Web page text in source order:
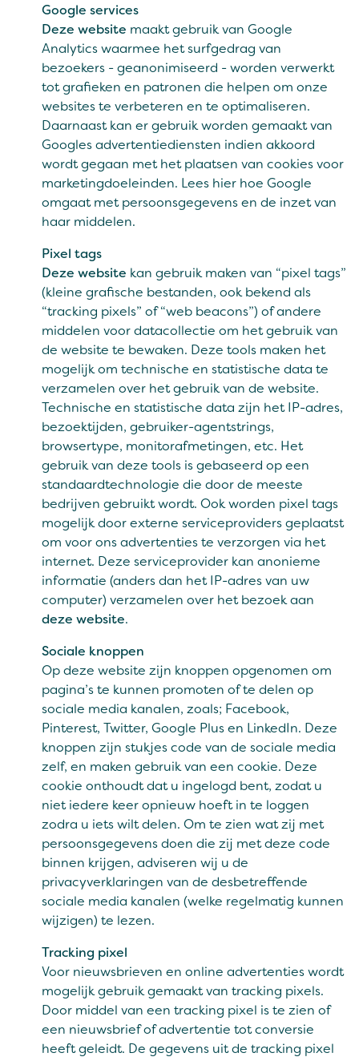
Google services
Deze website maakt gebruik van Google
Analytics waarmee het surfgedrag van
bezoekers - geanonimiseerd - worden verwerkt
tot grafieken en patronen die helpen om onze
websites te verbeteren en te optimaliseren.
Daarnaast kan er gebruik worden gemaakt van
Googles advertentiediensten indien akkoord
wordt gegaan met het plaatsen van cookies voor
marketingdoeleinden. Lees hier hoe Google
omgaat met persoonsgegevens en de inzet van
haar middelen.
Pixel tags
Deze website kan gebruik maken van “pixel tags”
(kleine grafische bestanden, ook bekend als
“tracking pixels” of “web beacons”) of andere
middelen voor datacollectie om het gebruik van
de website te bewaken. Deze tools maken het
mogelijk om technische en statistische data te
verzamelen over het gebruik van de website.
Technische en statistische data zijn het IP-adres,
bezoektijden, gebruiker-agentstrings,
browsertype, monitorafmetingen, etc. Het
gebruik van deze tools is gebaseerd op een
standaardtechnologie die door de meeste
bedrijven gebruikt wordt. Ook worden pixel tags
mogelijk door externe serviceproviders geplaatst
om voor ons advertenties te verzorgen via het
internet. Deze serviceprovider kan anonieme
informatie (anders dan het IP-adres van uw
computer) verzamelen over het bezoek aan
deze website.
Sociale knoppen
Op deze website zijn knoppen opgenomen om
pagina’s te kunnen promoten of te delen op
sociale media kanalen, zoals; Facebook,
Pinterest, Twitter, Google Plus en LinkedIn. Deze
knoppen zijn stukjes code van de sociale media
zelf, en maken gebruik van een cookie. Deze
cookie onthoudt dat u ingelogd bent, zodat u
niet iedere keer opnieuw hoeft in te loggen
zodra u iets wilt delen. Om te zien wat zij met
persoonsgegevens doen die zij met deze code
binnen krijgen, adviseren wij u de
privacyverklaringen van de desbetreffende
sociale media kanalen (welke regelmatig kunnen
wijzigen) te lezen.
Tracking pixel
Voor nieuwsbrieven en online advertenties wordt
mogelijk gebruik gemaakt van tracking pixels.
Door middel van een tracking pixel is te zien of
een nieuwsbrief of advertentie tot conversie
heeft geleidt. De gegevens uit de tracking pixel